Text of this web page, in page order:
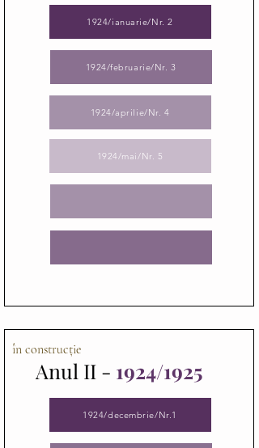
1924/februarie/Nr. 3
1924/ianuarie/Nr. 2
1924/aprilie/Nr. 4
1924/mai/Nr. 5
Anul II - 1924/1925
1924/decembrie/Nr.1
în construcție